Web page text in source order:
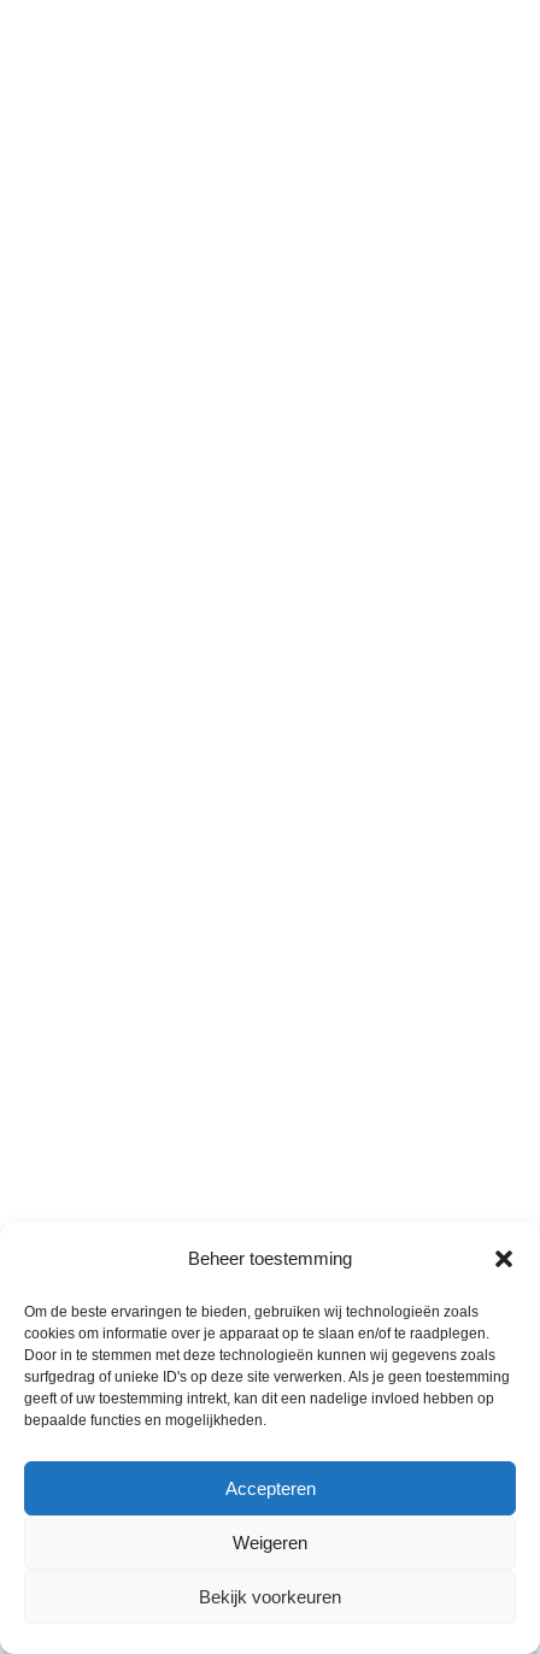
Beheer toestemming
Om de beste ervaringen te bieden, gebruiken wij technologieën zoals
cookies om informatie over je apparaat op te slaan en/of te raadplegen.
Door in te stemmen met deze technologieën kunnen wij gegevens zoals
surfgedrag of unieke ID's op deze site verwerken. Als je geen toestemming
geeft of uw toestemming intrekt, kan dit een nadelige invloed hebben op
bepaalde functies en mogelijkheden.
Accepteren
Weigeren
Bekijk voorkeuren